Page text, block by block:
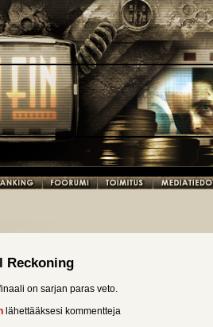
Reckoning
on sarjan paras veto.
The Final Reckoning
lähettääksesi kommentteja